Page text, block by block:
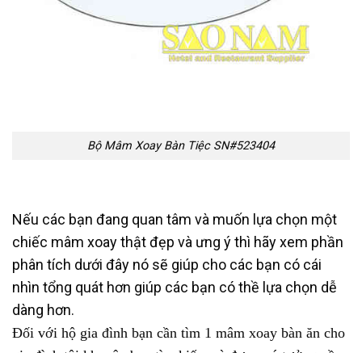
Bộ Mâm Xoay Bàn Tiệc SN#523404
Nếu các bạn đang quan tâm và muốn lựa chọn một
chiếc mâm xoay thật đẹp và ưng ý thì hãy xem phần
phân tích dưới đây nó sẽ giúp cho các bạn có cái
nhìn tổng quát hơn giúp các bạn có thề lựa chọn dễ
dàng hơn.
Đối với hộ gia đình bạn cần tìm 1 mâm xoay bàn ăn cho